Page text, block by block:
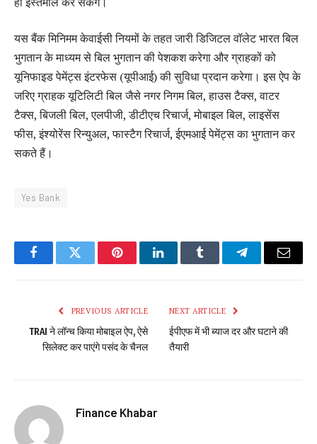
यस बैंक मिनिमम केवाईसी नियमों के तहत जारी डिजिटल वॉलेट भारत बिल
भुगतान के माध्यम से बिल भुगतान की पेशकश करेगा और ग्राहकों को
यूनिफाइड पेमेंट्स इंटरफेस (यूपीआई) की सुविधा प्रदान करेगा। इस ऐप के
जरिए ग्राहक यूटिलिटी बिल जैसे नगर निगम बिल, हाउस टैक्स, वाटर
टैक्स, बिजली बिल, एलपीजी, डीटीएच रिचार्ज, मोबाइल बिल, लाइसेंस
फीस, इंश्योरेंस रिन्युअल, फास्‍टैग रिचार्ज, ईएमआई पेमेंट्स का भुगतान कर
सकते हैं।
Yes Bank
FacebookTwitter PinterestLinkedInTumblr TelegramEmail
PREVIOUS ARTICLE
TRAI ने लॉन्च किया मोबाइल ऐप, ऐसे
सिलेक्ट कर पाएंगे पसंद के चैनल
NEXT ARTICLE
ईपीएफ में भी ब्याज दर और घटाने की
तैयारी
Finance Khabar